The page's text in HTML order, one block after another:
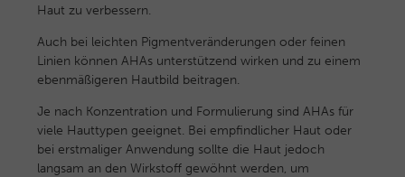
Haut zu verbessern.
Auch bei leichten Pigmentveränderungen oder feinen
Linien können AHAs unterstützend wirken und zu einem
ebenmäßigeren Hautbild beitragen.
Je nach Konzentration und Formulierung sind AHAs für
viele Hauttypen geeignet. Bei empfindlicher Haut oder
bei erstmaliger Anwendung sollte die Haut jedoch
langsam an den Wirkstoff gewöhnt werden, um